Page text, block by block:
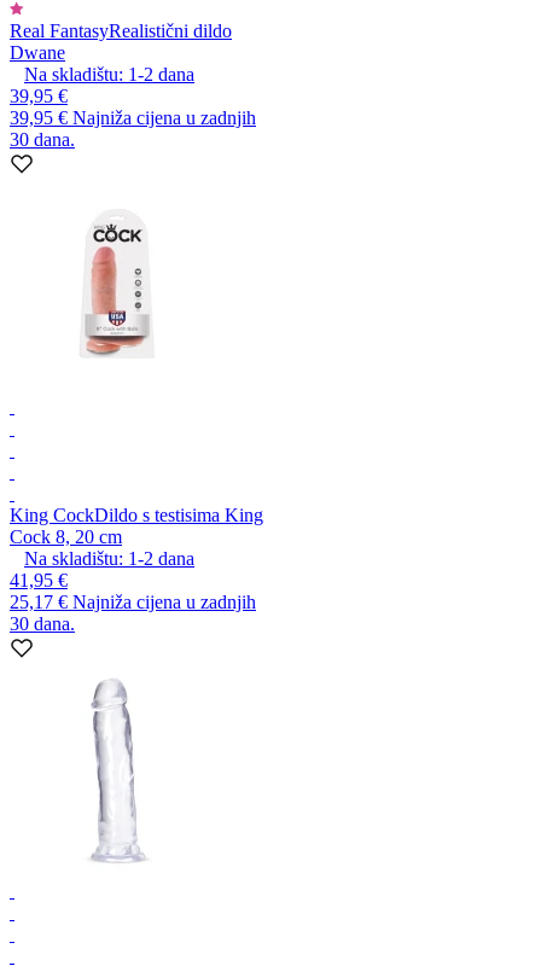
Real FantasyRealistični dildo
Dwane
Na skladištu: 1-2 dana
39,95 €
39,95 € Najniža cijena u zadnjih
30 dana.
King CockDildo s testisima King
Cock 8, 20 cm
Na skladištu: 1-2 dana
41,95 €
25,17 € Najniža cijena u zadnjih
30 dana.